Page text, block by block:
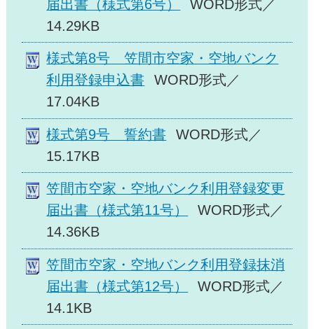
届出書（様式第6号）
WORD形式／
14.29KB
様式第8号 笠間市空家・空地バンク
利用登録申込書
WORD形式／
17.04KB
様式第9号 誓約書
WORD形式／
15.17KB
笠間市空家・空地バンク利用登録変更
届出書（様式第11号）
WORD形式／
14.36KB
笠間市空家・空地バンク利用登録抹消
届出書（様式第12号）
WORD形式／
14.1KB